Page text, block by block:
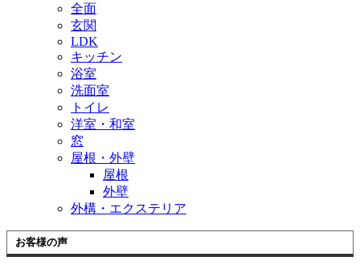
全面
玄関
LDK
キッチン
浴室
洗面室
トイレ
洋室・和室
窓
屋根・外壁
屋根
外壁
外構・エクステリア
お客様の声